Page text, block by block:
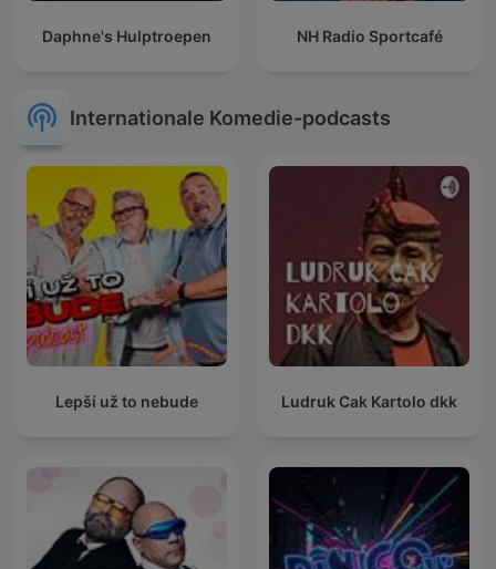
Daphne's Hulptroepen NH Radio Sportcafé
Internationale Komedie-podcasts
Lepší už to nebude Ludruk Cak Kartolo dkk